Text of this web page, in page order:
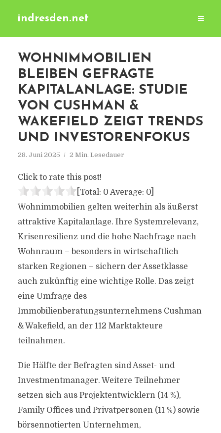
indresden.net
WOHNIMMOBILIEN
BLEIBEN GEFRAGTE
KAPITALANLAGE: STUDIE
VON CUSHMAN &
WAKEFIELD ZEIGT TRENDS
UND INVESTORENFOKUS
28. Juni 2025 2 Min. Lesedauer
Click to rate this post!
[Total: 0 Average: 0]
Wohnimmobilien gelten weiterhin als äußerst
attraktive Kapitalanlage. Ihre Systemrelevanz,
Krisenresilienz und die hohe Nachfrage nach
Wohnraum – besonders in wirtschaftlich
starken Regionen – sichern der Assetklasse
auch zukünftig eine wichtige Rolle. Das zeigt
eine Umfrage des
Immobilienberatungsunternehmens Cushman
& Wakefield, an der 112 Marktakteure
teilnahmen.
Die Hälfte der Befragten sind Asset- und
Investmentmanager. Weitere Teilnehmer
setzen sich aus Projektentwicklern (14 %),
Family Offices und Privatpersonen (11 %) sowie
börsennotierten Unternehmen,